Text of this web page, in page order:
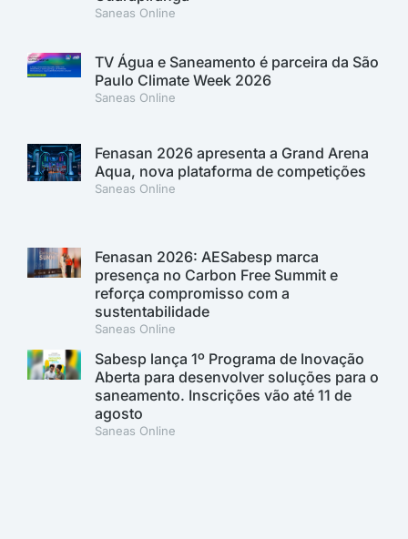
Saneas Online
TV Água e Saneamento é parceira da São
Paulo Climate Week 2026
Saneas Online
Fenasan 2026 apresenta a Grand Arena
Aqua, nova plataforma de competições
Saneas Online
Fenasan 2026: AESabesp marca
presença no Carbon Free Summit e
reforça compromisso com a
sustentabilidade
Saneas Online
Sabesp lança 1º Programa de Inovação
Aberta para desenvolver soluções para o
saneamento. Inscrições vão até 11 de
agosto
Saneas Online